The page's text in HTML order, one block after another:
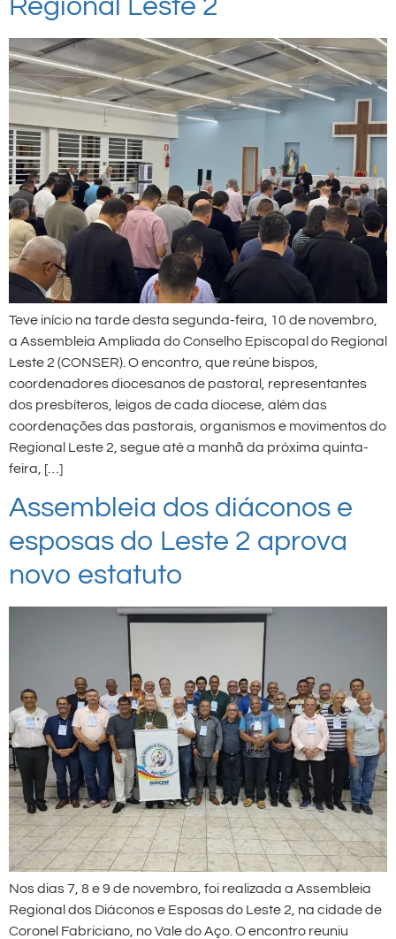
Regional Leste 2
Teve início na tarde desta segunda-feira, 10 de novembro,
a Assembleia Ampliada do Conselho Episcopal do Regional
Leste 2 (CONSER). O encontro, que reúne bispos,
coordenadores diocesanos de pastoral, representantes
dos presbíteros, leigos de cada diocese, além das
coordenações das pastorais, organismos e movimentos do
Regional Leste 2, segue até a manhã da próxima quinta-
feira, […]
Assembleia dos diáconos e
esposas do Leste 2 aprova
novo estatuto
Nos dias 7, 8 e 9 de novembro, foi realizada a Assembleia
Regional dos Diáconos e Esposas do Leste 2, na cidade de
Coronel Fabriciano, no Vale do Aço. O encontro reuniu